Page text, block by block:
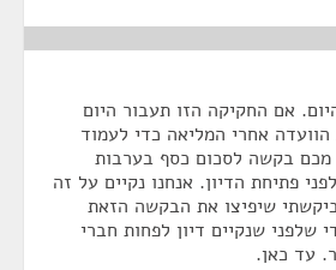
אם החקיקה הזו תעבור היום
אחרי המליאה כדי לעמוד
מכם בקשה לסכום כסף בערבות
פתיחת הדיון. אנחנו נקיים על זה
שיפיצו את הבקשה הזאת
שלפני שנקיים דיון לפחות חברי
עד כאן.